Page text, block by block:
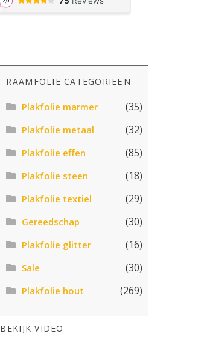
RAAMFOLIE CATEGORIEËN
Plakfolie marmer (35)
Plakfolie metaal (32)
Plakfolie effen (85)
Plakfolie steen (18)
Plakfolie textiel (29)
Gereedschap (30)
Plakfolie glitter (16)
Sale (30)
Plakfolie hout (269)
BEKIJK VIDEO